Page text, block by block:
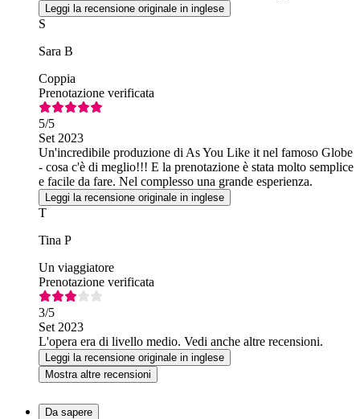
Leggi la recensione originale in inglese
S
Sara B
Coppia
Prenotazione verificata
5/5
Set 2023
Un'incredibile produzione di As You Like it nel famoso Globe
- cosa c'è di meglio!!! E la prenotazione è stata molto semplice
e facile da fare. Nel complesso una grande esperienza.
Leggi la recensione originale in inglese
T
Tina P
Un viaggiatore
Prenotazione verificata
3/5
Set 2023
L'opera era di livello medio. Vedi anche altre recensioni.
Leggi la recensione originale in inglese
Mostra altre recensioni
Da sapere